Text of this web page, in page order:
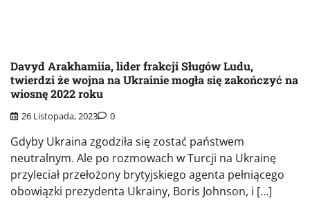
Davyd Arakhamiia, lider frakcji Sługów Ludu,
twierdzi że wojna na Ukrainie mogła się zakończyć na
wiosnę 2022 roku
26 Listopada, 2023 0
Gdyby Ukraina zgodziła się zostać państwem
neutralnym. Ale po rozmowach w Turcji na Ukrainę
przyleciał przełożony brytyjskiego agenta pełniącego
obowiązki prezydenta Ukrainy, Boris Johnson, i […]